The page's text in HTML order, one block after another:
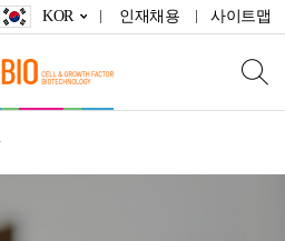
KOR 인재채용 사이트맵